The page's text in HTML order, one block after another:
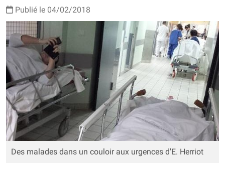
Publié le 04/02/2018
Des malades dans un couloir aux urgences d'E. Herriot